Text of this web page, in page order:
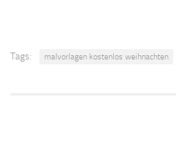
Tags: malvorlagen kostenlos weihnachten